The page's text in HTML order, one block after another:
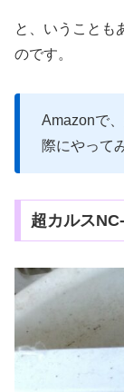
と、いうことも
のです。
Amazonで
際にやって
超カルス